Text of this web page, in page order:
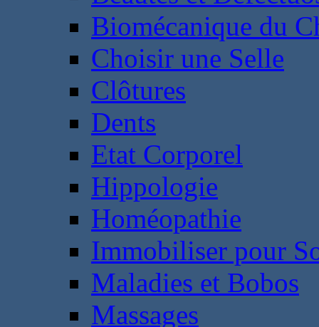
Biomécanique du
Choisir une Selle
Clôtures
Dents
Etat Corporel
Hippologie
Homéopathie
Immobiliser pour
Maladies et Bobos
Massages